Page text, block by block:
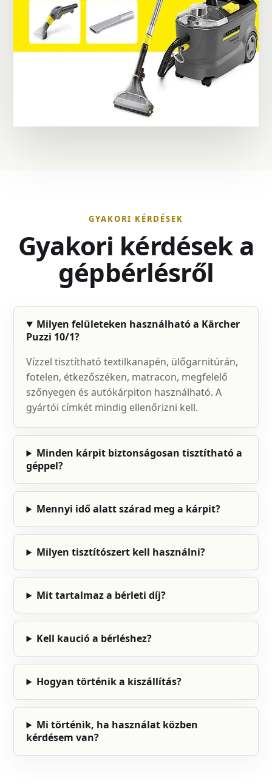
GYAKORI KÉRDÉSEK
Gyakori kérdések a
gépbérlésről
Milyen felületeken használható a Kärcher
Puzzi 10/1?
Vízzel tisztítható textilkanapén, ülőgarnitúrán,
fotelen, étkezőszéken, matracon, megfelelő
szőnyegen és autókárpiton használható. A
gyártói címkét mindig ellenőrizni kell.
Minden kárpit biztonságosan tisztítható a
géppel?
Mennyi idő alatt szárad meg a kárpit?
Milyen tisztítószert kell használni?
Mit tartalmaz a bérleti díj?
Kell kaució a bérléshez?
Hogyan történik a kiszállítás?
Mi történik, ha használat közben
kérdésem van?